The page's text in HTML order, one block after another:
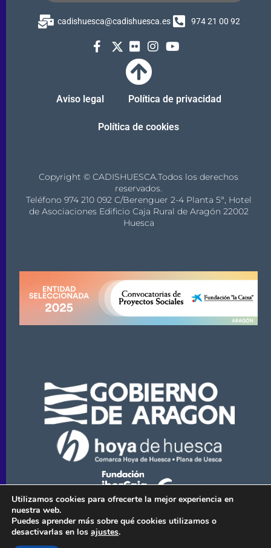
cadishuesca@cadishuesca.es 974 21 00 92
Aviso legal Política de privacidad
Política de cookies
Copyright © CADISHUESCA.Todos los derechos
reservados.
Teléfono 974 210 092 C/Berenguer 2-4 Planta 5ª, Hotel
de Asociaciones Edificio Caja Rural de Aragón 22002
Huesca
Utilizamos cookies para ofrecerte la mejor experiencia en
nuestra web.
Puedes aprender más sobre qué cookies utilizamos o
desactivarlas en los ajustes.